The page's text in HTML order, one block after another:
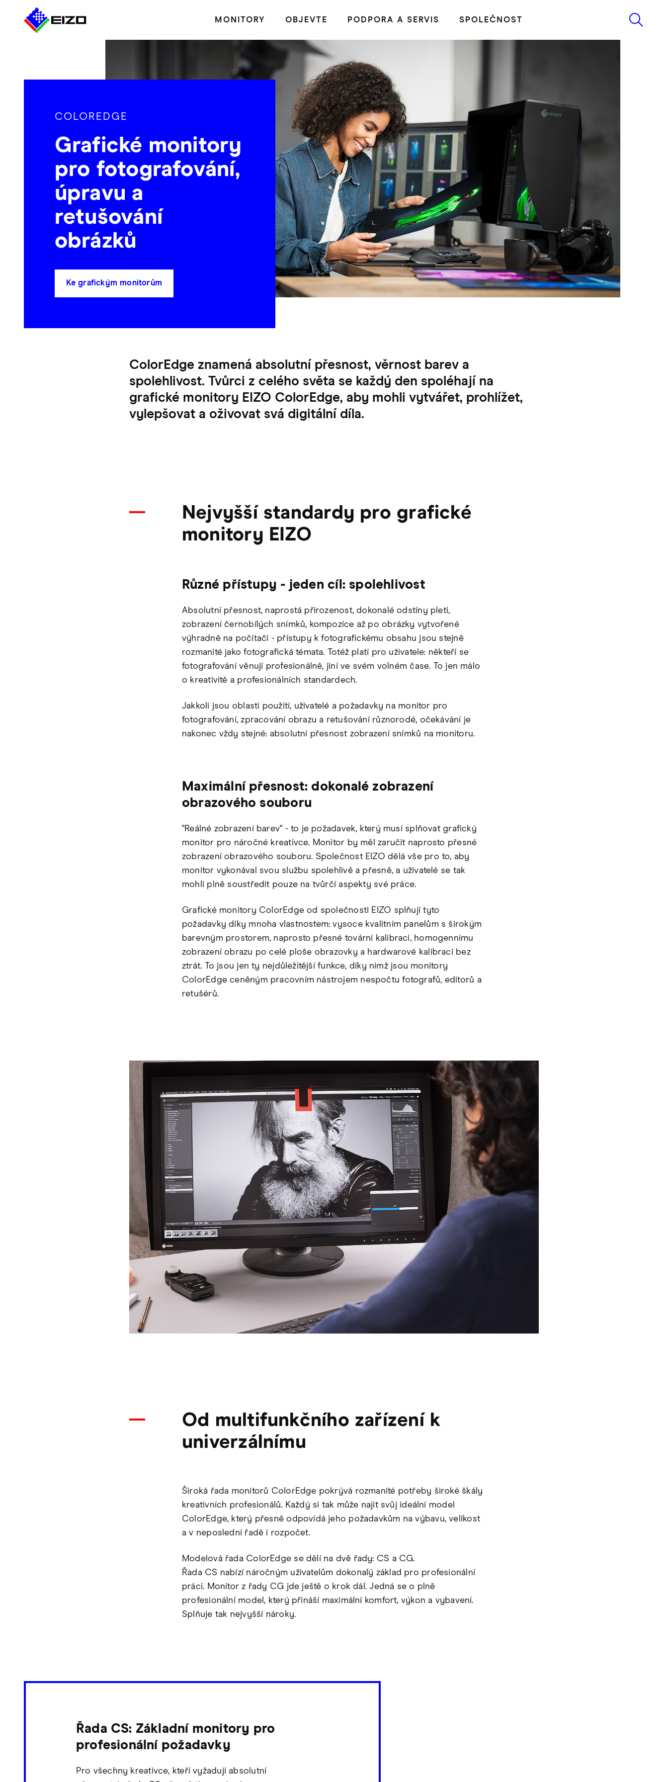
MONITORY OBJEVTE PODPORA A SERVIS SPOLEČNOST
COLOREDGE
Grafické monitory
pro fotografování,
úpravu a
retušování
obrázků
Ke grafickým monitorům
ColorEdge znamená absolutní přesnost, věrnost barev a
spolehlivost. Tvůrci z celého světa se každý den spoléhají na
grafické monitory EIZO ColorEdge, aby mohli vytvářet, prohlížet,
vylepšovat a oživovat svá digitální díla.
Nejvyšší standardy pro grafické
monitory EIZO
Různé přístupy - jeden cíl: spolehlivost
Absolutní přesnost, naprostá přirozenost, dokonalé odstíny pleti,
zobrazení černobílých snímků, kompozice až po obrázky vytvořené
výhradně na počítači - přístupy k fotografickému obsahu jsou stejně
rozmanité jako fotografická témata. Totéž platí pro uživatele: někteří se
fotografování věnují profesionálně, jiní ve svém volném čase. To jen málo
o kreativitě a profesionálních standardech.
Jakkoli jsou oblasti použití, uživatelé a požadavky na monitor pro
fotografování, zpracování obrazu a retušování různorodé, očekávání je
nakonec vždy stejné: absolutní přesnost zobrazení snímků na monitoru.
Maximální přesnost: dokonalé zobrazení
obrazového souboru
"Reálné zobrazení barev" - to je požadavek, který musí splňovat grafický
monitor pro náročné kreativce. Monitor by měl zaručit naprosto přesné
zobrazení obrazového souboru. Společnost EIZO dělá vše pro to, aby
monitor vykonával svou službu spolehlivě a přesně, a uživatelé se tak
mohli plně soustředit pouze na tvůrčí aspekty své práce.
Grafické monitory ColorEdge od společnosti EIZO splňují tyto
požadavky díky mnoha vlastnostem: vysoce kvalitním panelům s širokým
barevným prostorem, naprosto přesné tovární kalibraci, homogennímu
zobrazení obrazu po celé ploše obrazovky a hardwarové kalibraci bez
ztrát. To jsou jen ty nejdůležitější funkce, díky nimž jsou monitory
ColorEdge ceněným pracovním nástrojem nespočtu fotografů, editorů a
retušérů.
Od multifunkčního zařízení k
univerzálnímu
Široká řada monitorů ColorEdge pokrývá rozmanité potřeby široké škály
kreativních profesionálů. Každý si tak může najít svůj ideální model
ColorEdge, který přesně odpovídá jeho požadavkům na výbavu, velikost
a v neposlední řadě i rozpočet.
Modelová řada ColorEdge se dělí na dvě řady: CS a CG.
Řada CS nabízí náročným uživatelům dokonalý základ pro profesionální
práci. Monitor z řady CG jde ještě o krok dál. Jedná se o plně
profesionální model, který přináší maximální komfort, výkon a vybavení.
Splňuje tak nejvyšší nároky.
Řada CS: Základní monitory pro
profesionální požadavky
Pro všechny kreativce, kteří vyžadují absolutní